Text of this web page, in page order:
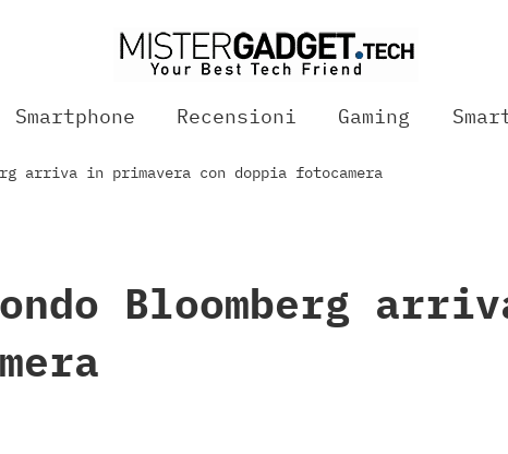
Smartphone Recensioni Gaming
arriva in primavera con doppia fotocamera
Bloomberg